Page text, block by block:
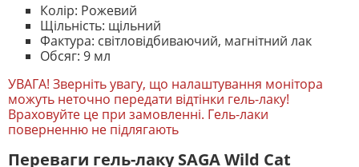
Колір: Рожевий
Щільність: щільний
Фактура: світловідбиваючий, магнітний лак
Обсяг: 9 мл
УВАГА! Зверніть увагу, що налаштування монітора
можуть неточно передати відтінки гель-лаку!
Враховуйте це при замовленні. Гель-лаки
поверненню не підлягають
Переваги гель-лаку SAGA Wild Cat